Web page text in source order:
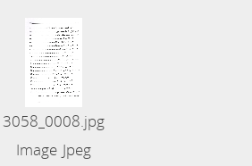
3058_0008.jpg
Image Jpeg